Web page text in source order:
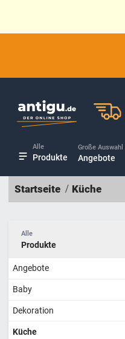
Alle
Produkte
Große Auswahl
Angebote
Startseite Küche
Alle
Produkte
Angebote
Baby
Dekoration
Küche